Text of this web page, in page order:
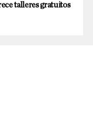
talleres gratuitos